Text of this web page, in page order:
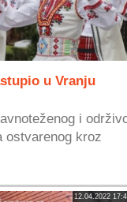
u Vranju
i
ostvarenog kroz
12.04.2022